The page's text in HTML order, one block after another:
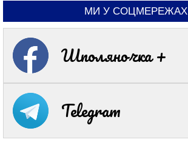
МИ У СОЦМЕРЕЖАХ
Шполяночка +
Telegram